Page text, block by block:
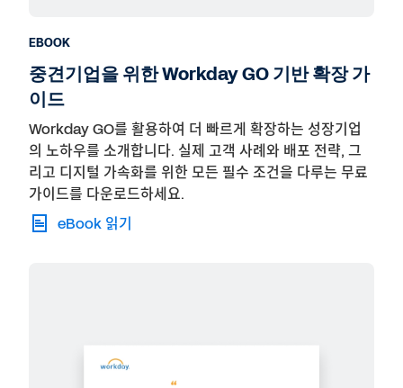
EBOOK
중견기업을 위한 Workday GO 기반 확장 가
이드
Workday GO를 활용하여 더 빠르게 확장하는 성장기업
의 노하우를 소개합니다. 실제 고객 사례와 배포 전략, 그
리고 디지털 가속화를 위한 모든 필수 조건을 다루는 무료
가이드를 다운로드하세요.
eBook 읽기